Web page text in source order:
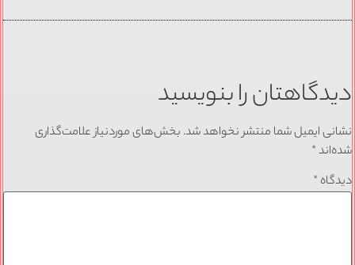
دیدگاهتان را بنویسید
نشانی ایمیل شما منتشر نخواهد شد. بخش‌های موردنیاز علامت‌گذاری
شده‌اند*
دیدگاه *